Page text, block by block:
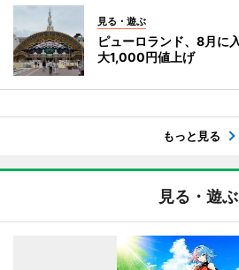
見る・遊ぶ
ピューロランド、8月
大1,000円値上げ
もっと見る
見る・遊ぶ